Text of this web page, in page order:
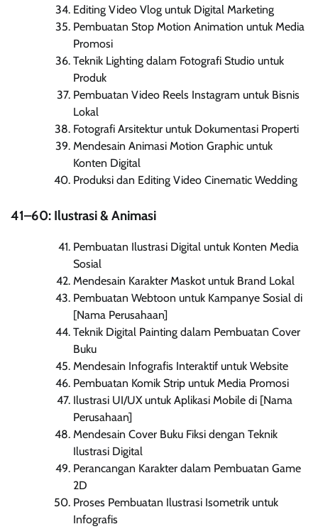
Editing Video Vlog untuk Digital Marketing
Pembuatan Stop Motion Animation untuk Media
Promosi
Teknik Lighting dalam Fotografi Studio untuk
Produk
Pembuatan Video Reels Instagram untuk Bisnis
Lokal
Fotografi Arsitektur untuk Dokumentasi Properti
Mendesain Animasi Motion Graphic untuk
Konten Digital
Produksi dan Editing Video Cinematic Wedding
41–60: Ilustrasi & Animasi
Pembuatan Ilustrasi Digital untuk Konten Media
Sosial
Mendesain Karakter Maskot untuk Brand Lokal
Pembuatan Webtoon untuk Kampanye Sosial di
[Nama Perusahaan]
Teknik Digital Painting dalam Pembuatan Cover
Buku
Mendesain Infografis Interaktif untuk Website
Pembuatan Komik Strip untuk Media Promosi
Ilustrasi UI/UX untuk Aplikasi Mobile di [Nama
Perusahaan]
Mendesain Cover Buku Fiksi dengan Teknik
Ilustrasi Digital
Perancangan Karakter dalam Pembuatan Game
2D
Proses Pembuatan Ilustrasi Isometrik untuk
Infografis